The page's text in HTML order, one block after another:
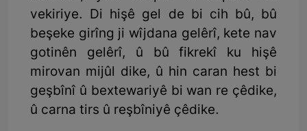
vekiriye. Di hişê gel de bi cih bû, bû
beşeke girîng ji wîjdana gelêrî, kete nav
gotinên gelêrî, û bû fikrekî ku hişê
mirovan mijûl dike, û hin caran hest bi
geşbînî û bextewariyê bi wan re çêdike,
û carna tirs û reşbîniyê çêdike.